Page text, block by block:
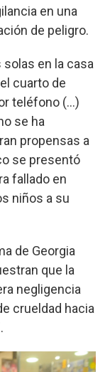
en una
de peligro.
solas en la casa
cuarto de
teléfono (...)
se ha
propensas a
se presentó
fallado en
niños a su
de Georgia
que la
negligencia
crueldad hacia